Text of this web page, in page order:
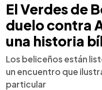
El Verdes de
duelo contra
una historia
Los beliceños están
un encuentro que
particular